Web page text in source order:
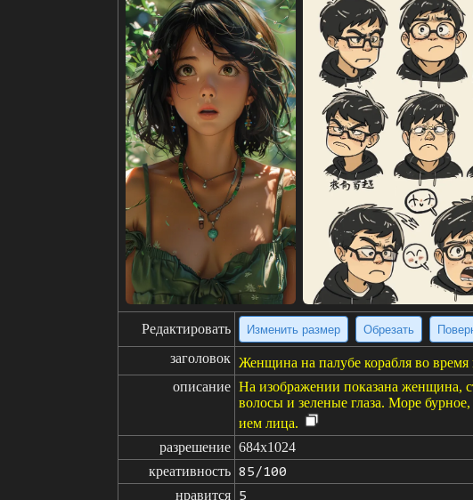
Редактировать Изменить размер Обрезать
заголовок Женщина на палубе корабля во
описание На изображении показана женщина,
волосы и зеленые глаза. Море
ием лица.
разрешение 684x1024
креативность 85/100
нравится 5